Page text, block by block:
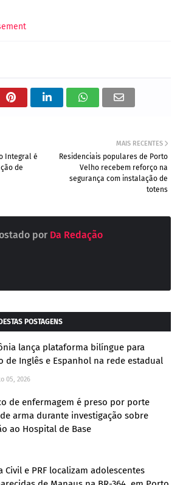
MAIS RECENTES
Residenciais populares de Porto
Velho recebem reforço na
segurança com instalação de
totens
Integral é
de
por Da Redação
POSTAGENS
lança plataforma bilíngue para
de Inglês e Espanhol na rede estadual
05, 2026
de enfermagem é preso por porte
arma durante investigação sobre
ao Hospital de Base
Civil e PRF localizam adolescentes